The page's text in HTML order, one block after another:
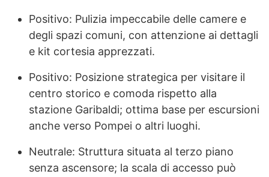
Positivo: Pulizia impeccabile delle camere e
degli spazi comuni, con attenzione ai dettagli
e kit cortesia apprezzati.
Positivo: Posizione strategica per visitare il
centro storico e comoda rispetto alla
stazione Garibaldi; ottima base per escursioni
anche verso Pompei o altri luoghi.
Neutrale: Struttura situata al terzo piano
senza ascensore; la scala di accesso può